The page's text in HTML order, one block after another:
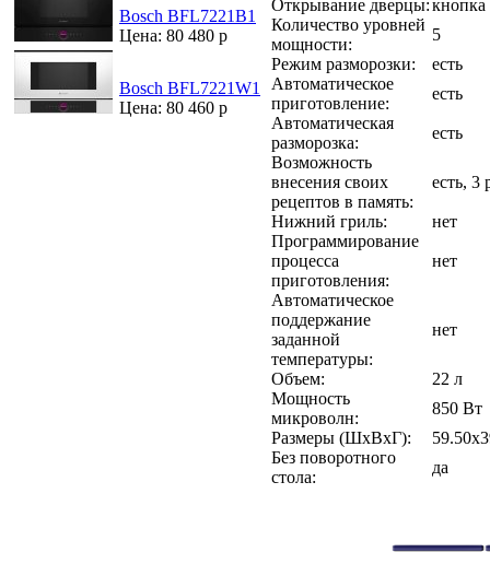
Bosch BFL7221B1
Цена: 80 480 р
Bosch BFL7221W1
Цена: 80 460 р
Открывание дверцы:кнопка
Количество уровней
мощности:
5
Режим разморозки:
есть
Автоматическое
приготовление:
есть
Автоматическая
разморозка:
есть
Возможность
внесения своих
рецептов в память:
есть, 3
Нижний гриль:
нет
Программирование
процесса
приготовления:
нет
Автоматическое
поддержание
заданной
температуры:
нет
Объем:
22 л
Мощность
микроволн:
850 Вт
Размеры (ШxВxГ):
Без поворотного
стола:
да